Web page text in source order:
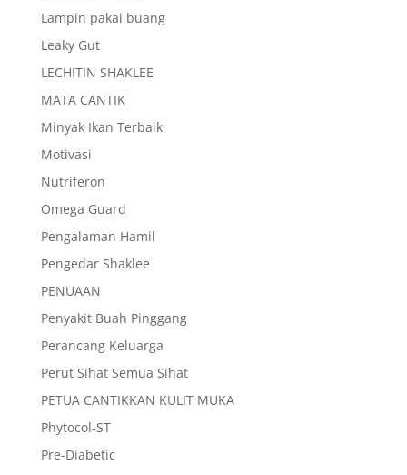
Lampin pakai buang
Leaky Gut
LECHITIN SHAKLEE
MATA CANTIK
Minyak Ikan Terbaik
Motivasi
Nutriferon
Omega Guard
Pengalaman Hamil
Pengedar Shaklee
PENUAAN
Penyakit Buah Pinggang
Perancang Keluarga
Perut Sihat Semua Sihat
PETUA CANTIKKAN KULIT MUKA
Phytocol-ST
Pre-Diabetic